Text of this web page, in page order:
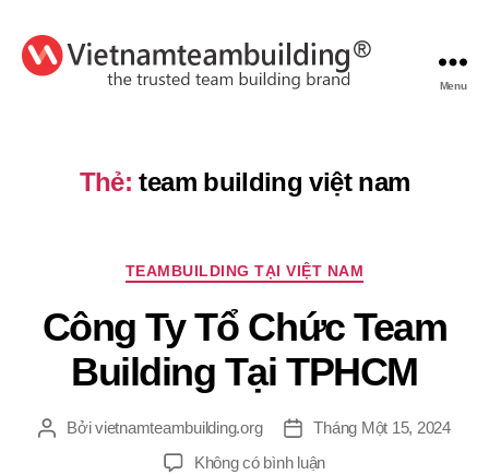
Menu
Thẻ: team building việt nam
Chuyên
TEAMBUILDING TẠI VIỆT NAM
Công Ty Tổ Chức Team
Building Tại TPHCM
TácBởivietnamteambuilding.org
Ngày
đăng
Tháng Một 15, 2024
Không có bình luậnở